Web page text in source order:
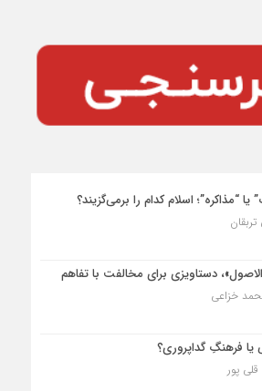
“مذاکره”؛ اسلام کدام را برمی‌گزیند؟
دستاویزی برای مخالفت با تفاهم
خزاعی
یا فرهنگِ گداپروری؟
پور